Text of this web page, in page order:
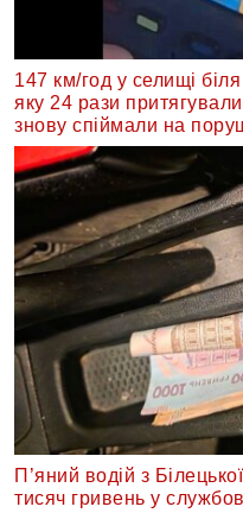
147 км/год у селищі
яку 24 рази
знову спіймали на
П’яний водій з
тисяч гривень у